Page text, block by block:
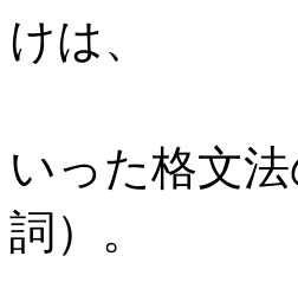
けは、
ノシロ
いった格文
詞）。